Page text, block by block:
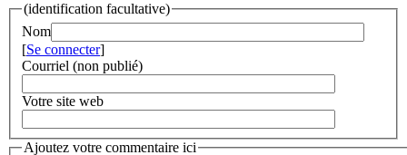
(identification facultative)
Nom
[Se connecter]
Courriel (non publié)
Votre site web
Ajoutez votre commentaire ici